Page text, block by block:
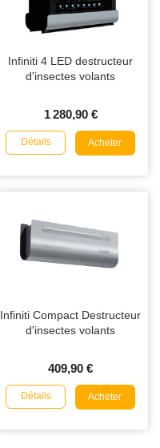
Infiniti 4 LED destructeur
d'insectes volants
1 280,90 €
Détails Acheter
Infiniti Compact Destructeur
d'insectes volants
409,90 €
Détails Acheter